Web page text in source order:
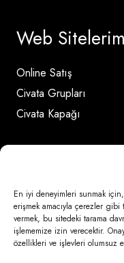
En iyi deneyimleri sunmak
erişmek amacıyla çerezler
vermek, bu sitedeki tarama
işlememize izin verecektir.
özellikleri ve işlevleri olumsuz
Web
Online Satış
Civata Grupları
Civata Kapağı
İletişim
Ömerli
– Arnavutköy /
0850 346 6 772